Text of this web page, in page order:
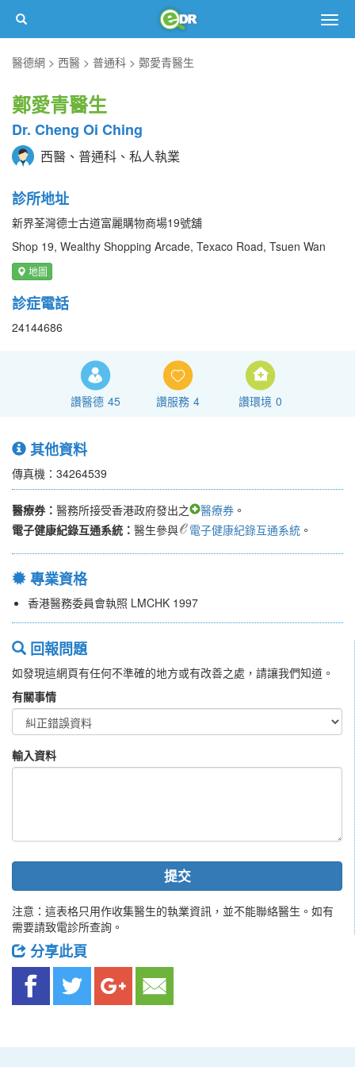
醫德網
西醫 普通科 鄭愛青醫生
鄭愛青醫生
Dr. Cheng Oi Ching
西醫、普通科、私人執業
診所地址
新界荃灣德士古道富麗購物商場19號舖
Shop 19, Wealthy Shopping Arcade, Texaco Road, Tsuen Wan
地圖
診症電話
24144686
讚醫德 45 讚服務 4 讚環境 0
其他資料
傳真機：34264539
醫療券： 醫務所接受香港政府發出之 醫療券 。
電子健康紀錄互通系統： 醫生參與 電子健康紀錄互通系統 。
專業資格
香港醫務委員會執照 LMCHK 1997
回報問題
如發現這網頁有任何不準確的地方或有改善之處，請讓我們知道。
有關事情
輸入資料
提交
注意：這表格只用作收集醫生的執業資訊，並不能聯絡醫生。如有
需要請致電診所查詢。
分享此頁